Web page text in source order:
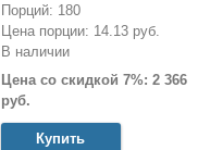
Порций: 180
Цена порции: 14.13 руб.
В наличии
Цена со скидкой 7%: 2 366
руб.
Купить